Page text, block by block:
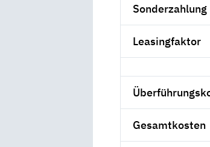
Sonderzahlung
Leasingfaktor
Gesamtkosten